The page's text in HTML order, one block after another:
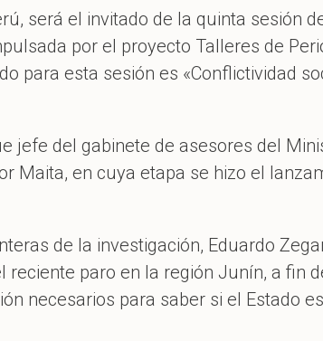
será el invitado de la quinta sesión
por el proyecto Talleres de
para esta sesión es «Conflictividad
jefe del gabinete de asesores del
Maita, en cuya etapa se hizo el
de la investigación, Eduardo
paro en la región Junín, a fin
necesarios para saber si el Estado